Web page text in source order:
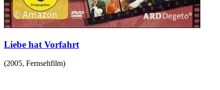
Liebe hat Vorfahrt
(2005, Fernsehfilm)